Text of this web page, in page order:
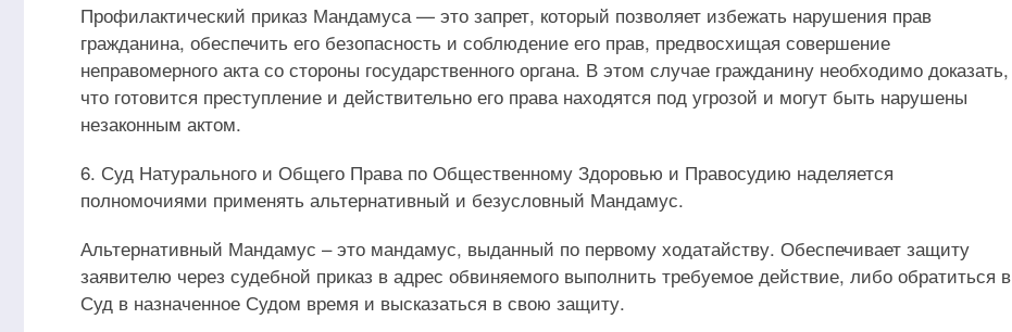
Профилактический приказ Мандамуса — это запрет, который позволяет избежать нарушения прав
гражданина, обеспечить его безопасность и соблюдение его прав, предвосхищая совершение
неправомерного акта со стороны государственного органа. В этом случае гражданину необходимо доказать,
что готовится преступление и действительно его права находятся под угрозой и могут быть нарушены
незаконным актом.
6. Суд Натурального и Общего Права по Общественному Здоровью и Правосудию наделяется
полномочиями применять альтернативный и безусловный Мандамус.
Альтернативный Мандамус – это мандамус, выданный по первому ходатайству. Обеспечивает защиту
заявителю через судебной приказ в адрес обвиняемого выполнить требуемое действие, либо обратиться в
Суд в назначенное Судом время и высказаться в свою защиту.